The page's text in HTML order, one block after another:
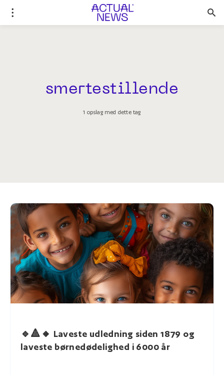
smertestillende
1 opslag med dette tag
🔹🔺🔸 Laveste udledning siden 1879 og
laveste børnedødelighed i 6000 år